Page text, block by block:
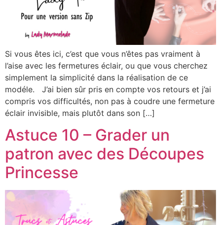
Si vous êtes ici, c’est que vous n’êtes pas vraiment à
l’aise avec les fermetures éclair, ou que vous cherchez
simplement la simplicité dans la réalisation de ce
modéle. J’ai bien sûr pris en compte vos retours et j’ai
compris vos difficultés, non pas à coudre une fermeture
éclair invisible, mais plutôt dans son […]
Astuce 10 – Grader un
patron avec des Découpes
Princesse